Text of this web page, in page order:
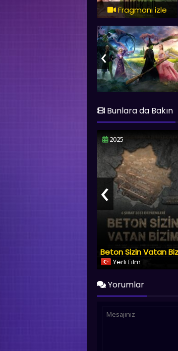
Fragmanı izle
‹
Bunlara da Bakın
2025
Yerli Film
‹
Yorumlar